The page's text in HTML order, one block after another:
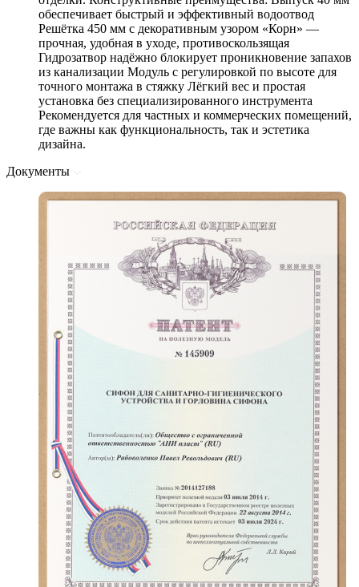
обеспечивает быстрый и эффективный водоотвод
Решётка 450 мм с декоративным узором «Корн» —
прочная, удобная в уходе, противоскользящая
Гидрозатвор надёжно блокирует проникновение запахов
из канализации Модуль с регулировкой по высоте для
точного монтажа в стяжку Лёгкий вес и простая
установка без специализированного инструмента
Рекомендуется для частных и коммерческих помещений,
где важны как функциональность, так и эстетика
дизайна.
Документы